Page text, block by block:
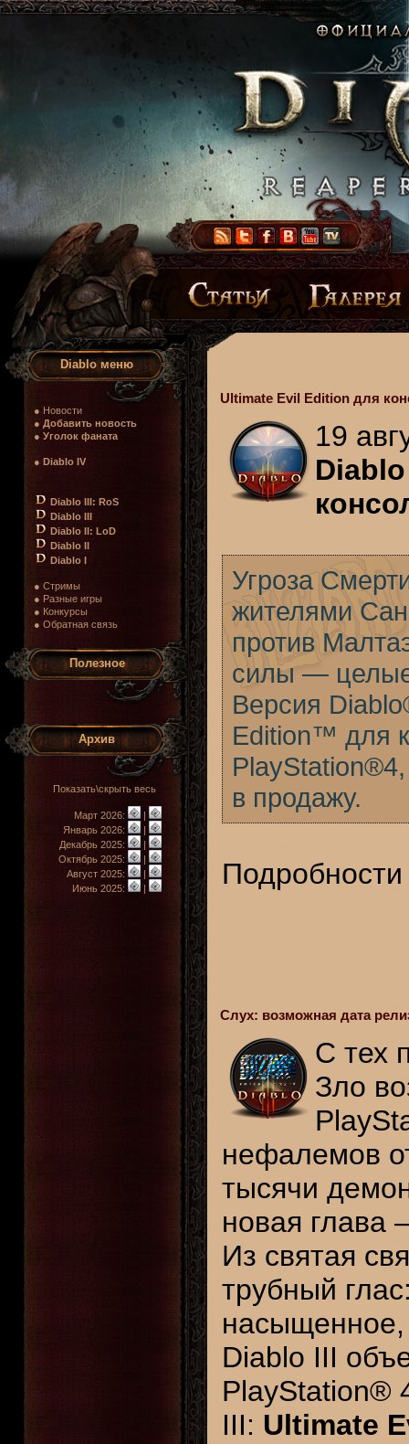
Diablo меню
● Новости
● Добавить новость
● Уголок фаната
● Diablo IV
Diablo III: RoS
Diablo III
Diablo II: LoD
Diablo II
Diablo I
● Стримы
● Разные игры
● Конкурсы
● Обратная связь
Полезное
Архив
Показать\скрыть весь
Март 2026:
|
Январь 2026:
|
Декабрь 2025:
|
Октябрь 2025:
|
Август 2025:
|
Июнь 2025:
|
Ultimate Evil Edition для
19
Угроза
жителями
против
силы — целые
Версия
Edition™ для
в продажу.
Слух: возможная дата
С тех
Зло
нефалемов
тысячи
новая
Из святая
трубный
насыщенное,
Diablo III
PlayStation®
III: Ultimate